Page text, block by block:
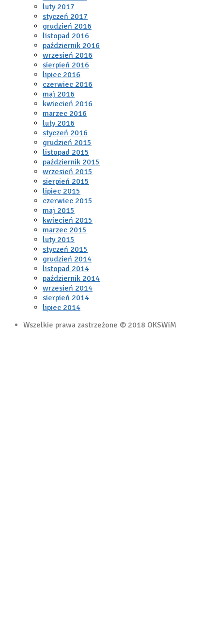
luty 2017
styczeń 2017
grudzień 2016
listopad 2016
październik 2016
wrzesień 2016
sierpień 2016
lipiec 2016
czerwiec 2016
maj 2016
kwiecień 2016
marzec 2016
luty 2016
styczeń 2016
grudzień 2015
listopad 2015
październik 2015
wrzesień 2015
sierpień 2015
lipiec 2015
czerwiec 2015
maj 2015
kwiecień 2015
marzec 2015
luty 2015
styczeń 2015
grudzień 2014
listopad 2014
październik 2014
wrzesień 2014
sierpień 2014
lipiec 2014
Wszelkie prawa zastrzeżone © 2018 OKSWiM